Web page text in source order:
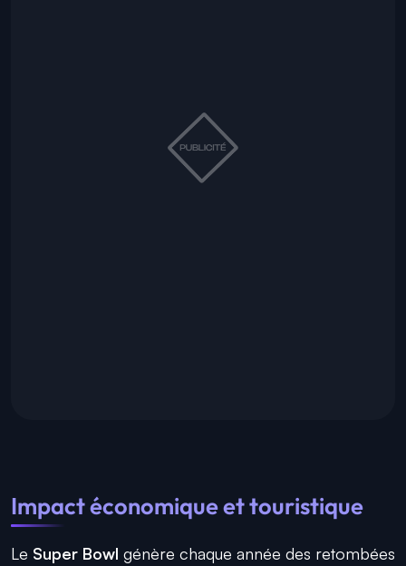
Impact économique et touristique
Le Super Bowl génère chaque année des retombées